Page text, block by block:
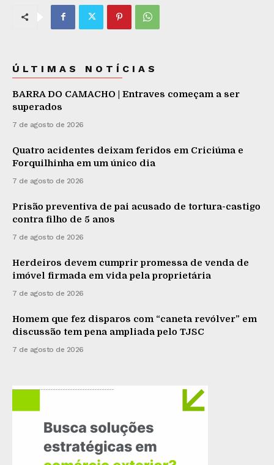
ÚLTIMAS NOTÍCIAS
BARRA DO CAMACHO | Entraves começam a ser
superados
7 de agosto de 2026
Quatro acidentes deixam feridos em Criciúma e
Forquilhinha em um único dia
7 de agosto de 2026
Prisão preventiva de pai acusado de tortura-castigo
contra filho de 5 anos
7 de agosto de 2026
Herdeiros devem cumprir promessa de venda de
imóvel firmada em vida pela proprietária
7 de agosto de 2026
Homem que fez disparos com “caneta revólver” em
discussão tem pena ampliada pelo TJSC
7 de agosto de 2026